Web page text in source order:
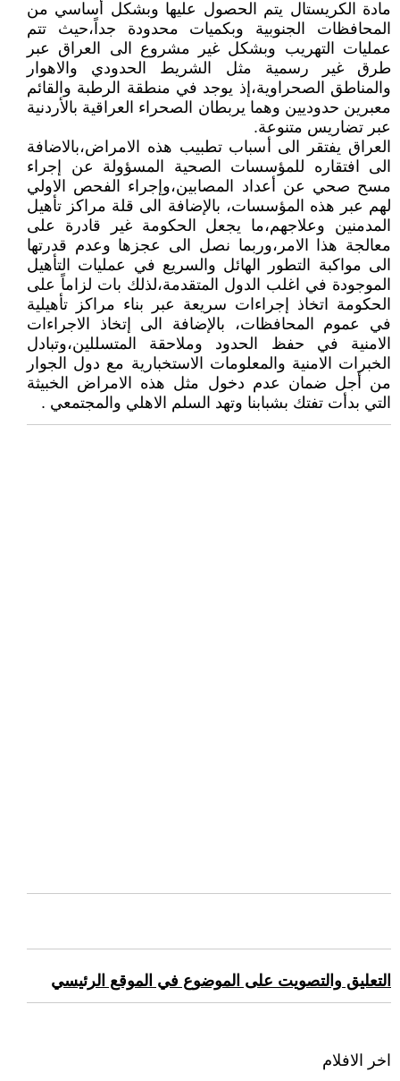
مادة الكريستال يتم الحصول عليها وبشكل أساسي من
المحافظات الجنوبية وبكميات محدودة جداً،حيث تتم
عمليات التهريب وبشكل غير مشروع الى العراق عبر
طرق غير رسمية مثل الشريط الحدودي والاهوار
والمناطق الصحراوية،إذ يوجد في منطقة الرطبة والقائم
معبرين حدوديين وهما يربطان الصحراء العراقية بالأردنية
عبر تضاريس متنوعة.
العراق يفتقر الى أسباب تطبيب هذه الامراض،بالاضافة
الى افتقاره للمؤسسات الصحية المسؤولة عن إجراء
مسح صحي عن أعداد المصابين،وإجراء الفحص الاولي
لهم عبر هذه المؤسسات، بالإضافة الى قلة مراكز تأهيل
المدمنين وعلاجهم،ما يجعل الحكومة غير قادرة على
معالجة هذا الامر،وربما نصل الى عجزها وعدم قدرتها
الى مواكبة التطور الهائل والسريع في عمليات التأهيل
الموجودة في اغلب الدول المتقدمة،لذلك بات لزاماً على
الحكومة اتخاذ إجراءات سريعة عبر بناء مراكز تأهيلية
في عموم المحافظات، بالإضافة الى إتخاذ الاجراءات
الامنية في حفظ الحدود وملاحقة المتسللين،وتبادل
الخبرات الامنية والمعلومات الاستخبارية مع دول الجوار
من أجل ضمان عدم دخول مثل هذه الامراض الخبيثة
التي بدأت تفتك بشبابنا وتهد السلم الاهلي والمجتمعي .
التعليق والتصويت على الموضوع في الموقع الرئيسي
اخر الافلام